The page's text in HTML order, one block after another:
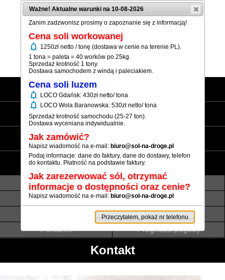
(+48) 12 333 73 21
Strona główna
Sól workowana
Sól luzem
Informacje
Transport luzem
Termin realizacji
Płatność
Atesty i referencje
Poradnik
Prognoza pogody
Kontakt
Ważne! Aktualne warunki na 10-08-2026
Zanim zadzwonisz prosimy o zapoznanie się z informacją!
Cena soli workowanej
notifications 1250zł netto / tonę (dostawa w cenie na terenie PL).
1 tona = paleta = 40 worków po 25kg.
Sprzedaż krotność 1 tony.
Dostawa samochodem z windą i paleciakiem.
Cena soli luzem
notifications LOCO Gdańsk: 430zł netto/ tona
notifications LOCO Wola Baranowska: 530zł netto/ tona
Sprzedaż krotność samochodu (25-27 ton).
Dostawa wyceniana indywidualnie.
Jak zamówić?
Napisz wiadomość na e-mail: biuro@sol-na-droge.pl
Podaj informacje: dane do faktury, dane do dostawy, telefon
do kontaktu. Płatność na podstawie faktury.
Jak zarezerwować sól, otrzymać
informacje o dostępności oraz cenie?
Napisz wiadomość na e-mail: biuro@sol-na-droge.pl
Przeczytałem, pokaż nr telefonu